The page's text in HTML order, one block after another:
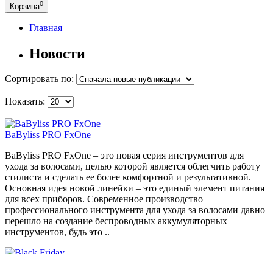
Корзина0
Главная
Новости
Сортировать по:
Показать:
BaByliss PRO FxOne
BaByliss PRO FxOne – это новая серия инструментов для
ухода за волосами, целью которой является облегчить работу
стилиста и сделать ее более комфортной и результативной.
Основная идея новой линейки – это единый элемент питания
для всех приборов. Современное производство
профессионального инструмента для ухода за волосами давно
перешло на создание беспроводных аккумуляторных
инструментов, будь это ..